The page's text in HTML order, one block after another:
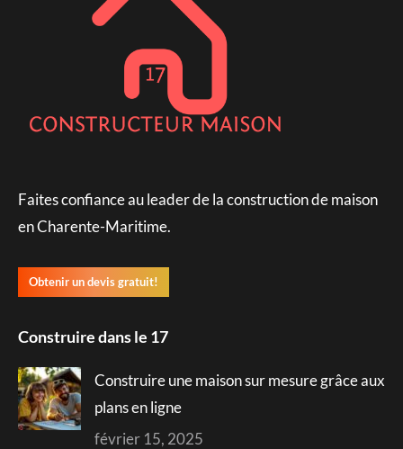
Faites confiance au leader de la construction de maison
en Charente-Maritime.
Obtenir un devis gratuit!
Construire dans le 17
Construire une maison sur mesure grâce aux
plans en ligne
février 15, 2025